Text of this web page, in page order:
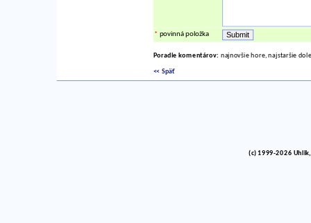
* povinná položka
Poradie komentárov: najnovšie hore, najstaršie dole
<< Späť
(c) 1999-2026 Uhlik,